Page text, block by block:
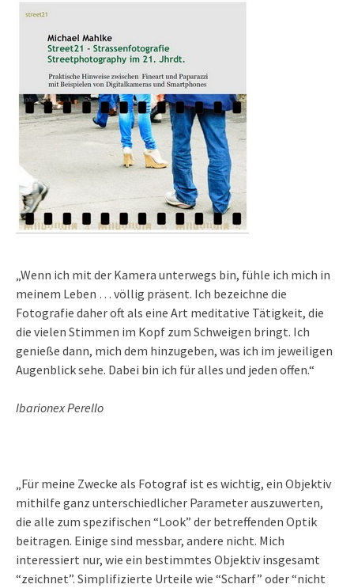
„Wenn ich mit der Kamera unterwegs bin, fühle ich mich in
meinem Leben … völlig präsent. Ich bezeichne die
Fotografie daher oft als eine Art meditative Tätigkeit, die
die vielen Stimmen im Kopf zum Schweigen bringt. Ich
genieße dann, mich dem hinzugeben, was ich im jeweiligen
Augenblick sehe. Dabei bin ich für alles und jeden offen.“
Ibarionex Perello
„Für meine Zwecke als Fotograf ist es wichtig, ein Objektiv
mithilfe ganz unterschiedlicher Parameter auszuwerten,
die alle zum spezifischen “Look” der betreffenden Optik
beitragen. Einige sind messbar, andere nicht. Mich
interessiert nur, wie ein bestimmtes Objektiv insgesamt
“zeichnet”. Simplifizierte Urteile wie “Scharf” oder “nicht